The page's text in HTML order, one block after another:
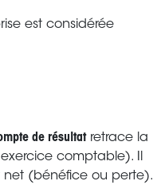
est considérée
de résultatretrace la
comptable). Il
net (bénéfice ou perte).